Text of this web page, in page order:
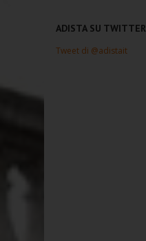
ADISTA SU TWITTER
Tweet di @adistait